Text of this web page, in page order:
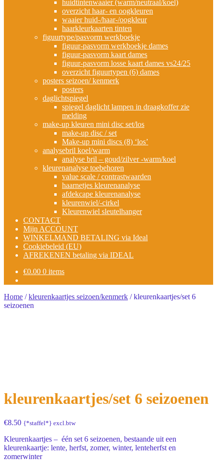
huidtintenwaaier (warm/neutraal/koel)
overzicht haar- en oogkleuren
waaier huid-/haar-/oogkleur
haarkleurkaarten tinten
figuurtype/pasvorm werkboekje
figuur-pasvorm werkboekje dames
figuur-pasvorm kaart dames
figuur-pasvorm losse kaart dames vs24/25
overzicht figuurtypen (6) dames
posters seizoen/ kenmerk
posters
daglichtspiegel
spiegel daglicht lampen in draagkoffer zie
melding
make-up kleuren mini disc set/los
make-up disc / set
Make-up mini discs (8) ‘los’
analysebril koel/warm
analyse bril – goud/zilver -warm/koel
kleurenanalyse toebehoren
value scale / contrastwaarden
haarnetjes kleurenanalyse
afdekcape kleurenanalyse
kleurenwiel/-cirkel
Kleurenwiel sleutelhanger
CONTACT
Mijn ACCOUNT
WINKELMAND BETALING via Ideal
Cookiebeleid (EU)
AFREKENEN betaling via IDEAL
€0.00 0 items
Home /kleurenkaartjes seizoen/kenmerk /kleurenkaartjes/set 6
seizoenen
kleurenkaartjes/set 6 seizoenen
€8.50 {*staffel*} excl.btw
Kleurenkaartjes – één set 6 seizoenen, bestaande uit een
kleurenkaartje: lente, herfst, zomer, winter, lenteherfst en
zomerwinter